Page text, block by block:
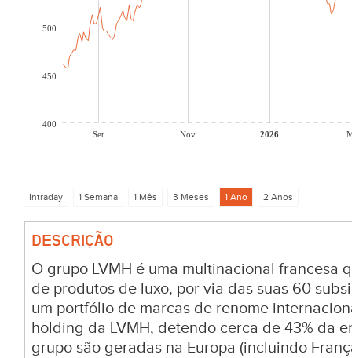
Set Nov 2026
400
450
500
DESCRIÇÃO
O grupo LVMH é uma multinacional francesa
de produtos de luxo, por via das suas 60
um portfólio de marcas de renome
holding da LVMH, detendo cerca de 43% da
grupo são geradas na Europa (incluindo